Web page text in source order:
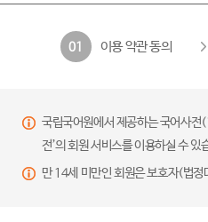
01 이용 약관 동의
국립국어원에서 제공하는 국어사전
전’의 회원 서비스를 이용하실 수 있
만 14세 미만인 회원은 보호자(법